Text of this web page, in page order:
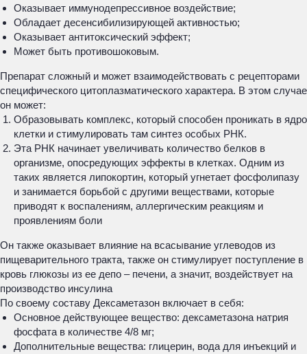
Оказывает иммунодепрессивное воздействие;
Обладает десенсибилизирующей активностью;
Оказывает антитоксический эффект;
Может быть противошоковым.
Препарат сложный и может взаимодействовать с рецепторами
специфического цитоплазматического характера. В этом случае
он может:
Образовывать комплекс, который способен проникать в ядро
клетки и стимулировать там синтез особых РНК.
Эта РНК начинает увеличивать количество белков в
организме, опосредующих эффекты в клетках. Одним из
таких является липокортин, который угнетает фосфолипазу
и занимается борьбой с другими веществами, которые
приводят к воспалениям, аллергическим реакциям и
проявлениям боли
Он также оказывает влияние на всасывание углеводов из
пищеварительного тракта, также он стимулирует поступление в
кровь глюкозы из ее депо – печени, а значит, воздействует на
производство инсулина
По своему составу Дексаметазон включает в себя:
Основное действующее вещество: дексаметазона натрия
фосфата в количестве 4/8 мг;
Дополнительные вещества: глицерин, вода для инъекций и